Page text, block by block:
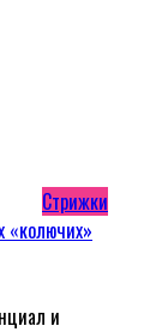
Стрижки
«колючих»
и